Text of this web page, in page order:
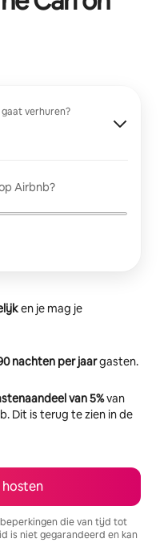
verhuren?
Airbnb?
en je mag je
nachten per jaargasten.
van 5%van
Dit is terug te zien in de
hosten
die van tijd tot
is niet gegarandeerd en kan